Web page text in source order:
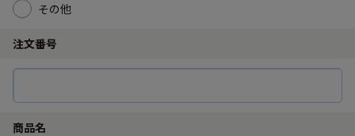
その他
注文番号
商品名